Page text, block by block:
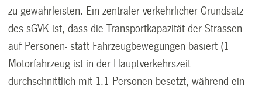
zu gewährleisten. Ein zentraler verkehrlicher Grundsatz
des sGVK ist, dass die Transportkapazität der Strassen
auf Personen- statt Fahrzeugbewegungen basiert (1
Motorfahrzeug ist in der Hauptverkehrszeit
durchschnittlich mit 1.1 Personen besetzt, während ein